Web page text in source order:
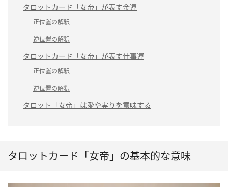
タロットカード「女帝」が表す金運
正位置の解釈
逆位置の解釈
タロットカード「女帝」が表す仕事運
正位置の解釈
逆位置の解釈
タロット「女帝」は愛や実りを意味する
タロットカード「女帝」の基本的な意味